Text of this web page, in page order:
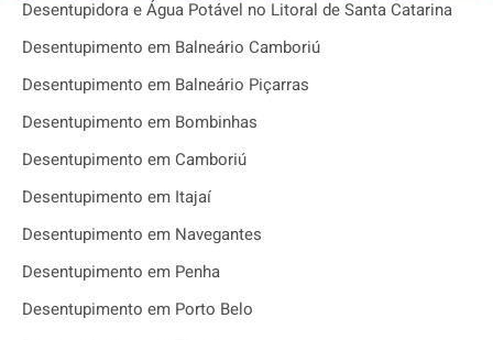
Desentupidora e Água Potável no Litoral de Santa Catarina
Desentupimento em Balneário Camboriú
Desentupimento em Balneário Piçarras
Desentupimento em Bombinhas
Desentupimento em Camboriú
Desentupimento em Itajaí
Desentupimento em Navegantes
Desentupimento em Penha
Desentupimento em Porto Belo